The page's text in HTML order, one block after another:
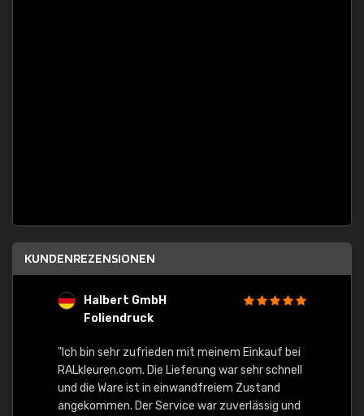
KUNDENREZENSIONEN
Halbert GmbH
Foliendruck
"Ich bin sehr zufrieden mit meinem Einkauf bei
RALkleuren.com. Die Lieferung war sehr schnell
und die Ware ist in einwandfreiem Zustand
angekommen. Der Service war zuverlässig und